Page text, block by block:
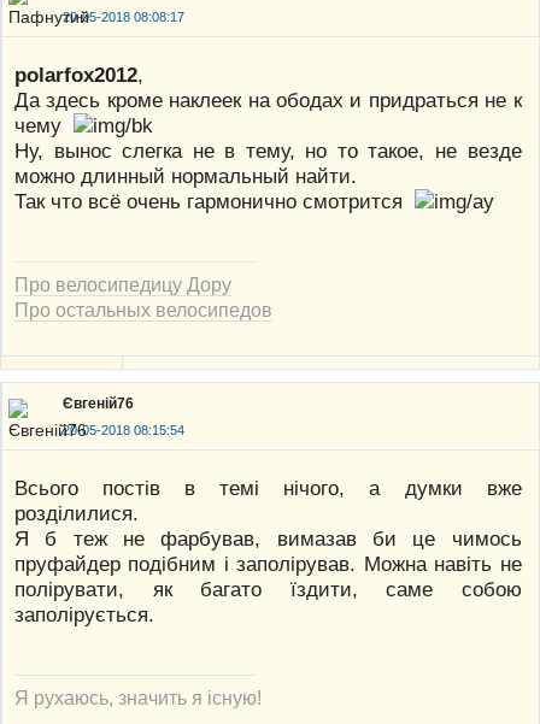
20-05-2018 08:08:17
polarfox2012,
Да здесь кроме наклеек на ободах и придраться не к
чему
Ну, вынос слегка не в тему, но то такое, не везде
можно длинный нормальный найти.
Так что всё очень гармонично смотрится
Про велосипедицу Дору
Про остальных велосипедов
Євгеній76
20-05-2018 08:15:54
Всього постів в темі нічого, а думки вже
розділилися.
Я б теж не фарбував, вимазав би це чимось
пруфайдер подібним і заполірував. Можна навіть не
полірувати, як багато їздити, саме собою
заполірується.
Я рухаюсь, значить я існую!